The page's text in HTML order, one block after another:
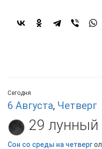
Сегодня
6 Августа, Четверг
29 лунный
Сон со среды на четверг